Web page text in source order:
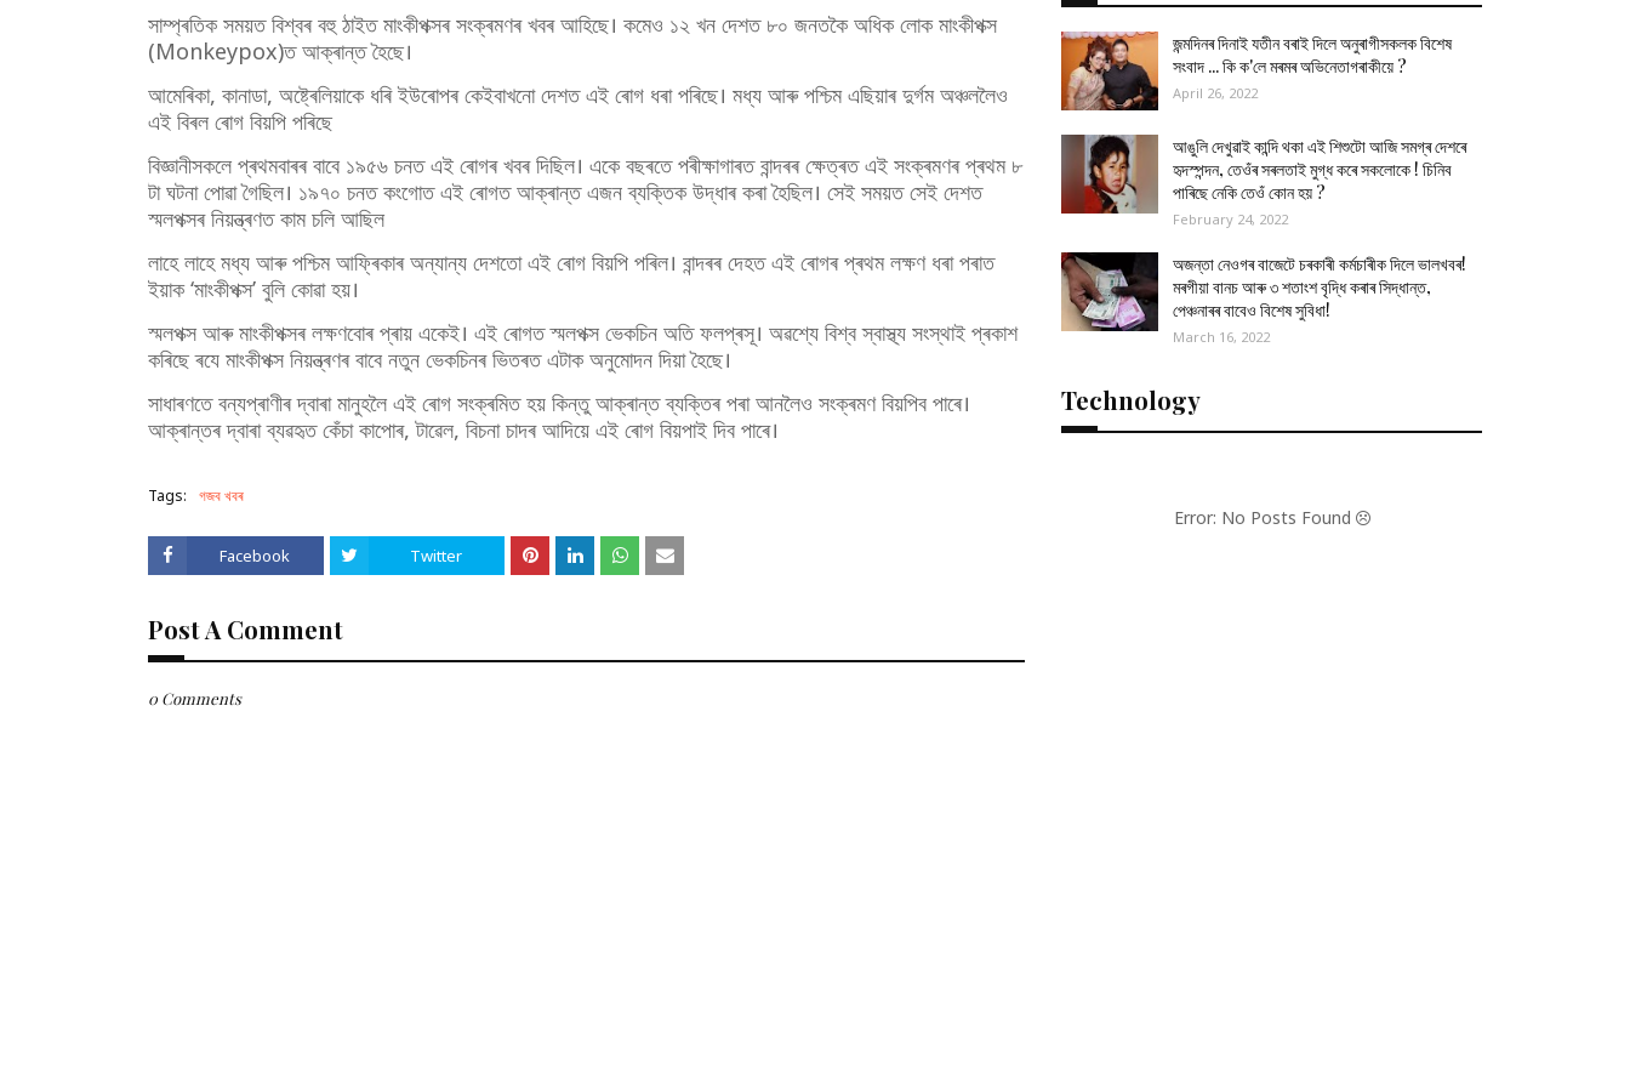
সাম্প্ৰতিক সময়ত বিশ্বৰ বহু ঠাইত মাংকীপক্সৰ সংক্ৰমণৰ খবৰ আহিছে। কমেও ১২ খন দেশত ৮০ জনতকৈ অধিক লোক মাংকীপক্স
(Monkeypox)ত আক্ৰান্ত হৈছে।
আমেৰিকা, কানাডা, অষ্ট্ৰেলিয়াকে ধৰি ইউৰোপৰ কেইবাখনো দেশত এই ৰোগ ধৰা পৰিছে। মধ্য আৰু পশ্চিম এছিয়াৰ দুৰ্গম অঞ্চললৈও
এই বিৰল ৰোগ বিয়পি পৰিছে
বিজ্ঞানীসকলে প্ৰথমবাৰৰ বাবে ১৯৫৬ চনত এই ৰোগৰ খবৰ দিছিল। একে বছৰতে পৰীক্ষাগাৰত বান্দৰৰ ক্ষেত্ৰত এই সংক্ৰমণৰ প্ৰথম ৮
টা ঘটনা পোৱা গৈছিল। ১৯৭০ চনত কংগোত এই ৰোগত আক্ৰান্ত এজন ব্যক্তিক উদ্ধাৰ কৰা হৈছিল। সেই সময়ত সেই দেশত
স্মলপক্সৰ নিয়ন্ত্ৰণত কাম চলি আছিল
লাহে লাহে মধ্য আৰু পশ্চিম আফ্ৰিকাৰ অন্যান্য দেশতো এই ৰোগ বিয়পি পৰিল। বান্দৰৰ দেহত এই ৰোগৰ প্ৰথম লক্ষণ ধৰা পৰাত
ইয়াক ‘মাংকীপক্স’ বুলি কোৱা হয়।
স্মলপক্স আৰু মাংকীপক্সৰ লক্ষণবোৰ প্ৰায় একেই। এই ৰোগত স্মলপক্স ভেকচিন অতি ফলপ্ৰসূ। অৱশ্যে বিশ্ব স্বাস্থ্য সংস্থাই প্ৰকাশ
কৰিছে ৰযে মাংকীপক্স নিয়ন্ত্ৰণৰ বাবে নতুন ভেকচিনৰ ভিতৰত এটাক অনুমোদন দিয়া হৈছে।
সাধাৰণতে বন্যপ্ৰাণীৰ দ্বাৰা মানুহলৈ এই ৰোগ সংক্ৰমিত হয় কিন্তু আক্ৰান্ত ব্যক্তিৰ পৰা আনলৈও সংক্ৰমণ বিয়পিব পাৰে।
আক্ৰান্তৰ দ্বাৰা ব্যৱহৃত কেঁচা কাপোৰ, টাৱেল, বিচনা চাদৰ আদিয়ে এই ৰোগ বিয়পাই দিব পাৰে।
Tags: গজব খবৰ
Facebook Twitter
Post A Comment
0 Comments
জন্মদিনৰ দিনাই যতীন বৰাই দিলে অনুৰাগীসকলক বিশেষ
সংবাদ ... কি ক'লে মৰমৰ অভিনেতাগৰাকীয়ে ?
April 26, 2022
আঙুলি দেখুৱাই কান্দি থকা এই শিশুটো আজি সমগ্ৰ দেশৰে
হৃদস্পন্দন, তেওঁৰ সৰলতাই মুগ্ধ কৰে সকলোকে ! চিনিব
পাৰিছে নেকি তেওঁ কোন হয় ?
February 24, 2022
অজন্তা নেওগৰ বাজেটে চৰকাৰী কৰ্মচাৰীক দিলে ভালখবৰ!
মৰগীয়া বানচ আৰু ৩ শতাংশ বৃদ্ধি কৰাৰ সিদ্ধান্ত,
পেঞ্চনাৰৰ বাবেও বিশেষ সুবিধা!
March 16, 2022
Technology
Error: No Posts Found